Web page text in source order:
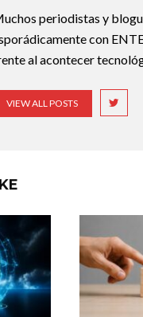
periodistas y
con
al acontecer
VIEW ALL POSTS